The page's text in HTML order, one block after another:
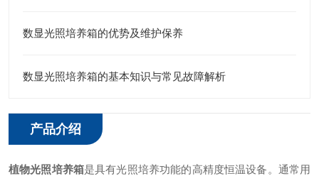
数显光照培养箱的优势及维护保养
数显光照培养箱的基本知识与常见故障解析
产品介绍
植物光照培养箱是具有光照培养功能的高精度恒温设备。通常用